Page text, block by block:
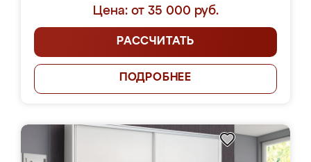
Цена: от 35 000 руб.
РАССЧИТАТЬ
ПОДРОБНЕЕ